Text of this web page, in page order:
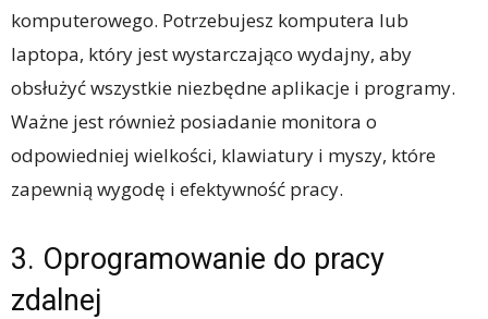
komputerowego. Potrzebujesz komputera lub
laptopa, który jest wystarczająco wydajny, aby
obsłużyć wszystkie niezbędne aplikacje i programy.
Ważne jest również posiadanie monitora o
odpowiedniej wielkości, klawiatury i myszy, które
zapewnią wygodę i efektywność pracy.
3. Oprogramowanie do pracy
zdalnej